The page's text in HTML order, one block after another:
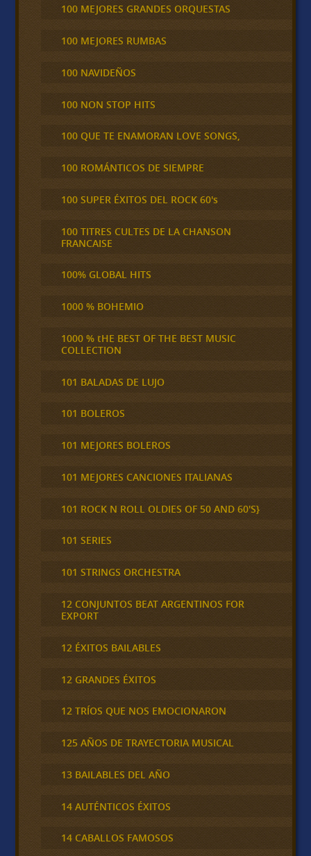
100 MEJORES GRANDES ORQUESTAS
100 MEJORES RUMBAS
100 NAVIDEÑOS
100 NON STOP HITS
100 QUE TE ENAMORAN LOVE SONGS,
100 ROMÁNTICOS DE SIEMPRE
100 SUPER ÉXITOS DEL ROCK 60's
100 TITRES CULTES DE LA CHANSON
FRANCAISE
100% GLOBAL HITS
1000 % BOHEMIO
1000 % tHE BEST OF THE BEST MUSIC
COLLECTION
101 BALADAS DE LUJO
101 BOLEROS
101 MEJORES BOLEROS
101 MEJORES CANCIONES ITALIANAS
101 ROCK N ROLL OLDIES OF 50 AND 60'S}
101 SERIES
101 STRINGS ORCHESTRA
12 CONJUNTOS BEAT ARGENTINOS FOR
EXPORT
12 ÉXITOS BAILABLES
12 GRANDES ÉXITOS
12 TRÍOS QUE NOS EMOCIONARON
125 AÑOS DE TRAYECTORIA MUSICAL
13 BAILABLES DEL AÑO
14 AUTÉNTICOS ÉXITOS
14 CABALLOS FAMOSOS